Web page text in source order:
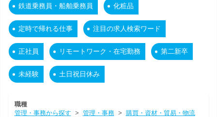
鉄道乗務員・船舶乗務員 化粧品
定時で帰れる仕事 注目の求人検索ワード
正社員 リモートワーク・在宅勤務 第二新卒
未経験 土日祝日休み
職種
管理・事務から探す > 管理・事務> 購買・資材・貿易・物流